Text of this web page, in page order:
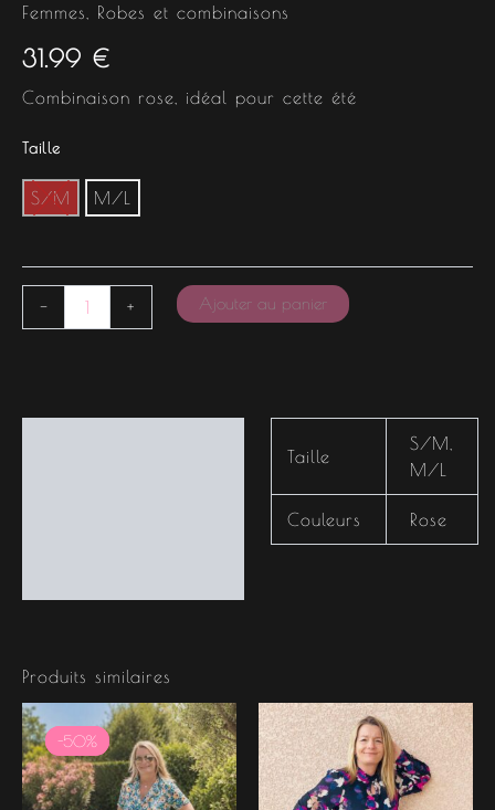
Femmes Robes et combinaisons
31.99 €
Combinaison rose, idéal pour cette été
Taille
S/M M/L
- + Ajouter au panier
Taille
S/M
M/L
Couleurs Rose
Produits similaires
-50%
-50%
prix
initial
était :
31.99 €.
Le
prix
actuel
est :
15.99 €.